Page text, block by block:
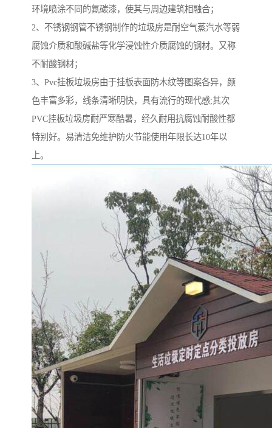
环境喷涂不同的氟碳漆，使其与周边建筑相融合；
2、不锈钢钢管不锈钢制作的垃圾房是耐空气蒸汽水等弱
腐蚀介质和酸碱盐等化学浸蚀性介质腐蚀的钢材。又称
不耐酸钢材；
3、Pvc挂板垃圾房由于挂板表面防木纹等图案各异，颜
色丰富多彩，线条清晰明快，具有流行的现代感;其次
PVC挂板垃圾房耐严寒酷暑，经久耐用抗腐蚀耐酸性都
特别好。易清洁免维护防火节能使用年限长达10年以
上。